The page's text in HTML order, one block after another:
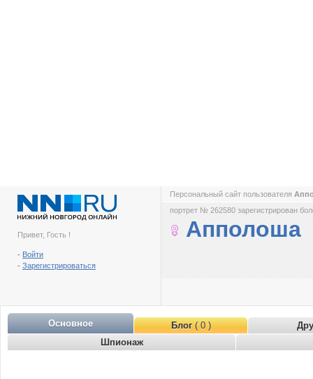
Привет, Гость !
- Войти
- Зарегистрироваться
Персональный сайт пользователя
портрет № 262580 зарегистрирован
Апполоша
Основное Блог( 0 )
Шпионаж